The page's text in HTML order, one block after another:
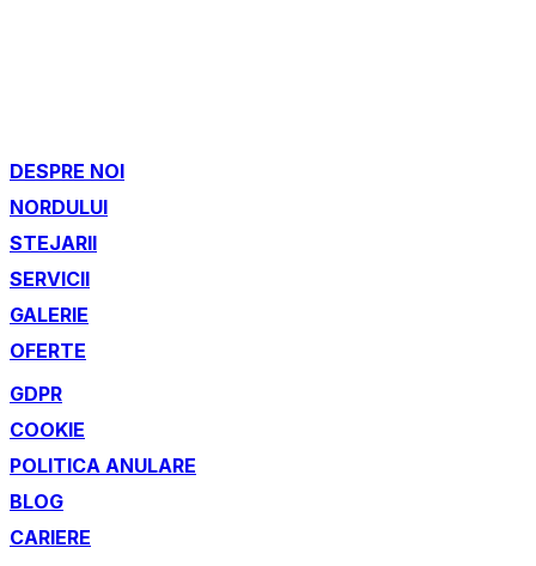
DESPRE NOI
NORDULUI
STEJARII
SERVICII
GALERIE
OFERTE
GDPR
COOKIE
POLITICA ANULARE
BLOG
CARIERE